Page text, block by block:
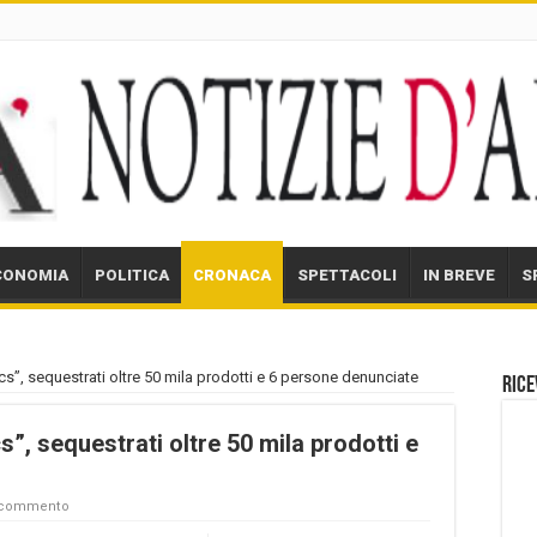
POLITICA CRONACA SPETTACOLI IN BREVE
sequestrati oltre 50 mila prodotti e 6 persone denunciate
sequestrati oltre 50 mila prodotti e